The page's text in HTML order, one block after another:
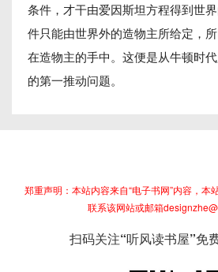
条件，才干由爱因斯坦方程得到世
件只能由世界外的造物主所给定，
在造物主的手中。这便是从牛顿时
的第一推动问题。
郑重声明：本站内容来自“电子书网”内容，本
联系该网站或邮箱
扫码关注“听风读书屋”免